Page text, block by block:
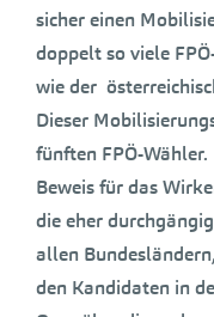
sicher einen
doppelt so viele
wie der
Dieser
fünften FPÖ-Wähler.
Beweis für das
die eher
allen
den Kandidaten in